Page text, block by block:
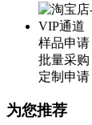
VIP通道
样品申请
批量采购
定制申请
为您推荐